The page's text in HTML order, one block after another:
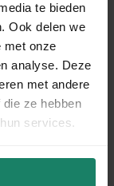
te bieden
Ook delen we
met onze
analyse. Deze
met andere
ze hebben
services.